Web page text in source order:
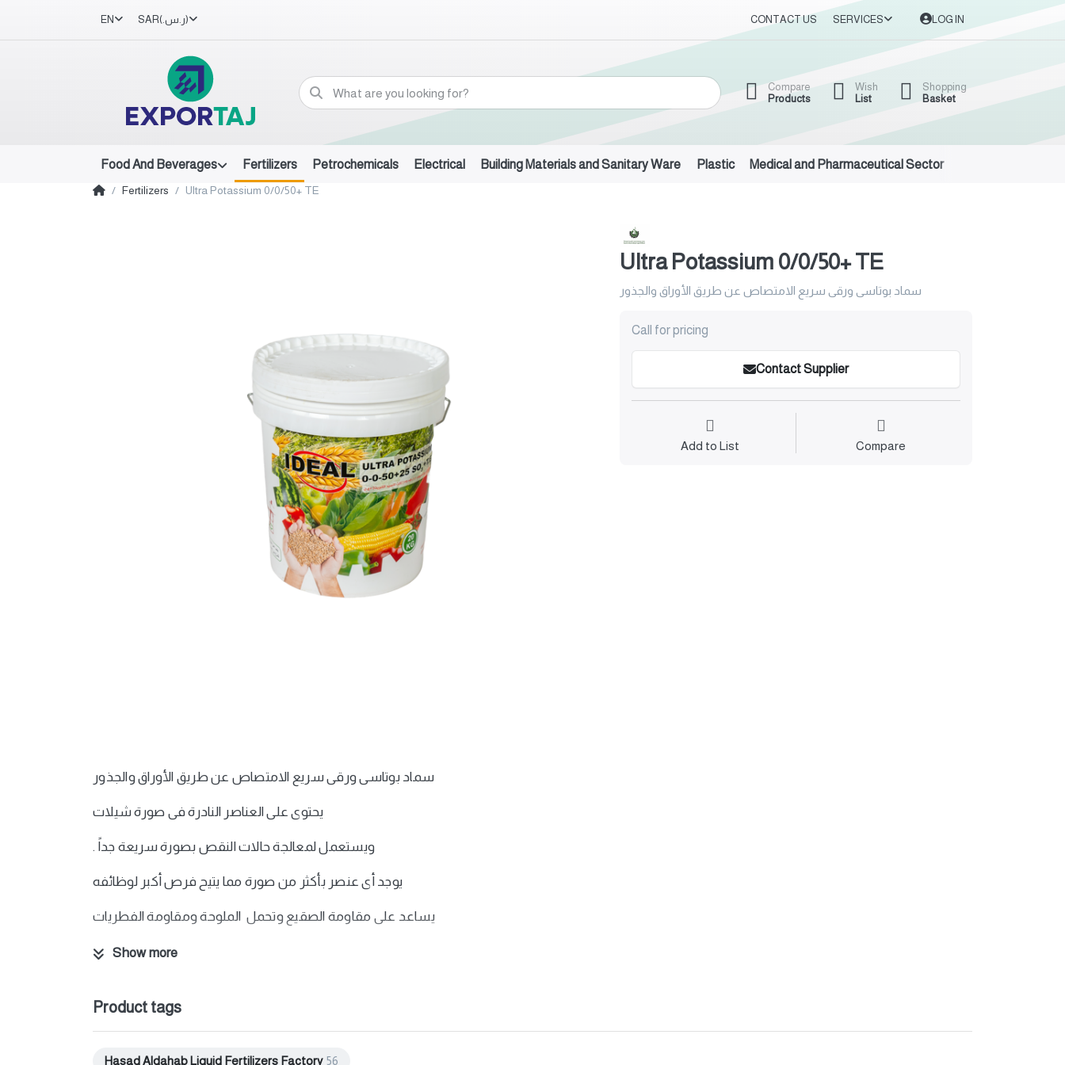
EN SAR (ر.س.‏) CONTACT US SERVICES LOG IN
Compare
Products
Wish
List
Shopping
Basket
Food And Beverages Fertilizers Petrochemicals Electrical Building Materials and Sanitary Ware Plastic Medical and Pharmaceutical Sector
Fertilizers Ultra Potassium 0/0/50+ TE
Ultra Potassium 0/0/50+ TE
سماد بوتاسى ورقى سريع الامتصاص عن طريق الأوراق والجذور
Call for pricing
Contact Supplier
Add to List Compare
سماد بوتاسى ورقى سريع الامتصاص عن طريق الأوراق والجذور
يحتوى على العناصر النادرة فى صورة شيلات
يساعد على مقاومة الصقيع وتحملالملوحة ومقاومة الفطريات
Show more
Product tags
Hasad Aldahab Liquid Fertilizers Factory 56